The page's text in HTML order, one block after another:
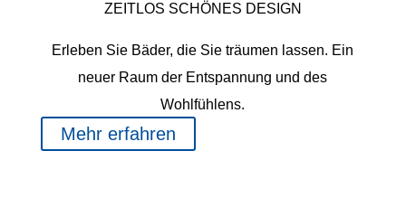
ZEITLOS SCHÖNES DESIGN
Erleben Sie Bäder, die Sie träumen lassen. Ein
neuer Raum der Entspannung und des
Wohlfühlens.
Mehr erfahren